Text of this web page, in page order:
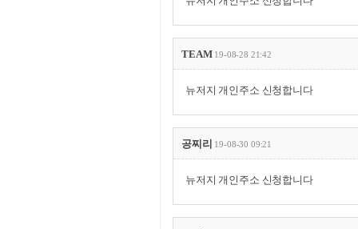
TEAM 19-08-28 21:42
뉴저지 개인주소 신청합니다
공찌리 19-08-30 09:21
뉴저지 개인주소 신청합니다